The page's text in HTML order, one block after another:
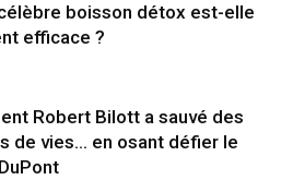
boisson détox est-elle
efficace ?
Robert Bilott a sauvé des
de vies… en osant défier le